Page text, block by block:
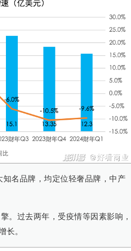
知名品牌，均定位轻奢品牌，中产
。过去两年，受疫情等因素影响，
长。